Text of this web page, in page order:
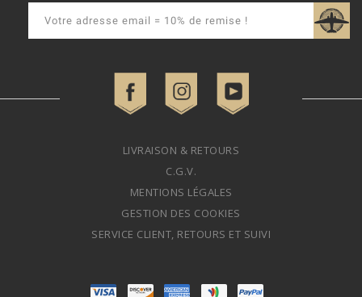
LIVRAISON & RETOURS
C.G.V.
MENTIONS LÉGALES
GESTION DES COOKIES
SERVICE CLIENT, RETOURS ET SUIVI